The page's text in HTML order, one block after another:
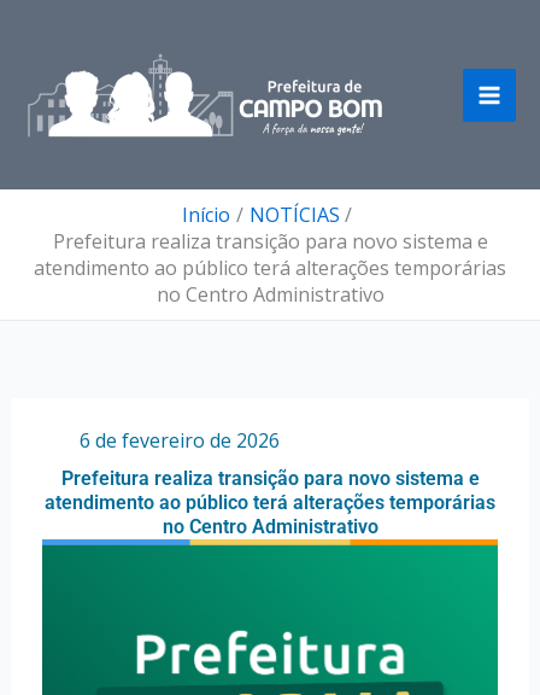
conteúdo
Início
NOTÍCIAS
Prefeitura realiza transição para novo sistema e
atendimento ao público terá alterações temporárias
no Centro Administrativo
6 de fevereiro de 2026
Prefeitura realiza transição para novo sistema e
atendimento ao público terá alterações temporárias
no Centro Administrativo